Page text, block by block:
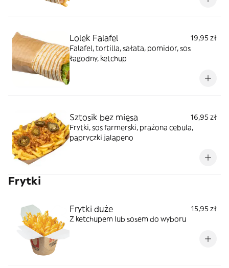
Lolek Falafel
19,95 zł
Falafel, tortilla, sałata, pomidor, sos
łagodny, ketchup
Sztosik bez mięsa
16,95 zł
Frytki, sos farmerski, prażona cebula,
papryczki jalapeno
Frytki
Frytki duże
15,95 zł
Z ketchupem lub sosem do wyboru